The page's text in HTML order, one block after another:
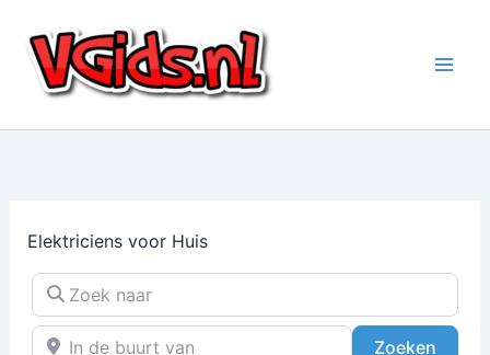
naar
inhoud
Elektriciens voor Huis
Zoek naar
In de buurt van
Zoeken